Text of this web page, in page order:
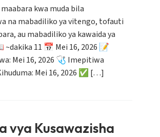
kwa muda bila
na mabadiliko ya vitengo, tofauti
au mabadiliko ya kawaida ya
~dakika 11 📅 Mei 16, 2026 📝
Mei 16, 2026 🩺 Imepitiwa
Mei 16, 2026 ✅ […]
vya Kusawazisha